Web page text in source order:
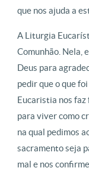
que nos ajuda a
A Liturgia
Comunhão. Nela,
Deus para
pedir que o que
Eucaristia nos
para viver como
na qual pedimos
sacramento seja
mal e nos